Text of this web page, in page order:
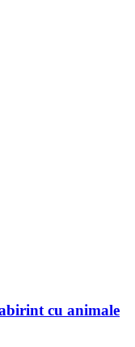
cu animale